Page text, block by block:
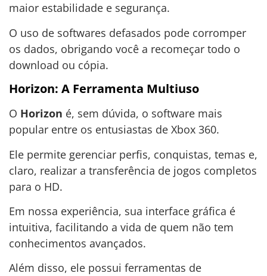
maior estabilidade e segurança.
O uso de softwares defasados pode corromper
os dados, obrigando você a recomeçar todo o
download ou cópia.
Horizon: A Ferramenta Multiuso
O Horizon é, sem dúvida, o software mais
popular entre os entusiastas de Xbox 360.
Ele permite gerenciar perfis, conquistas, temas e,
claro, realizar a transferência de jogos completos
para o HD.
Em nossa experiência, sua interface gráfica é
intuitiva, facilitando a vida de quem não tem
conhecimentos avançados.
Além disso, ele possui ferramentas de